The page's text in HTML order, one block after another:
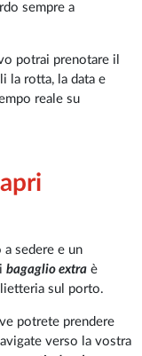
sempre a
potrai prenotare il
la rotta, la data e
reale su
sedere e un
bagaglio extra è
sul porto.
potrete prendere
verso la vostra